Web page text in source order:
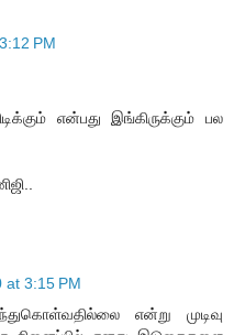
PM
என்பது இங்கிருக்கும் பல
at 3:15 PM
என்று முடிவு